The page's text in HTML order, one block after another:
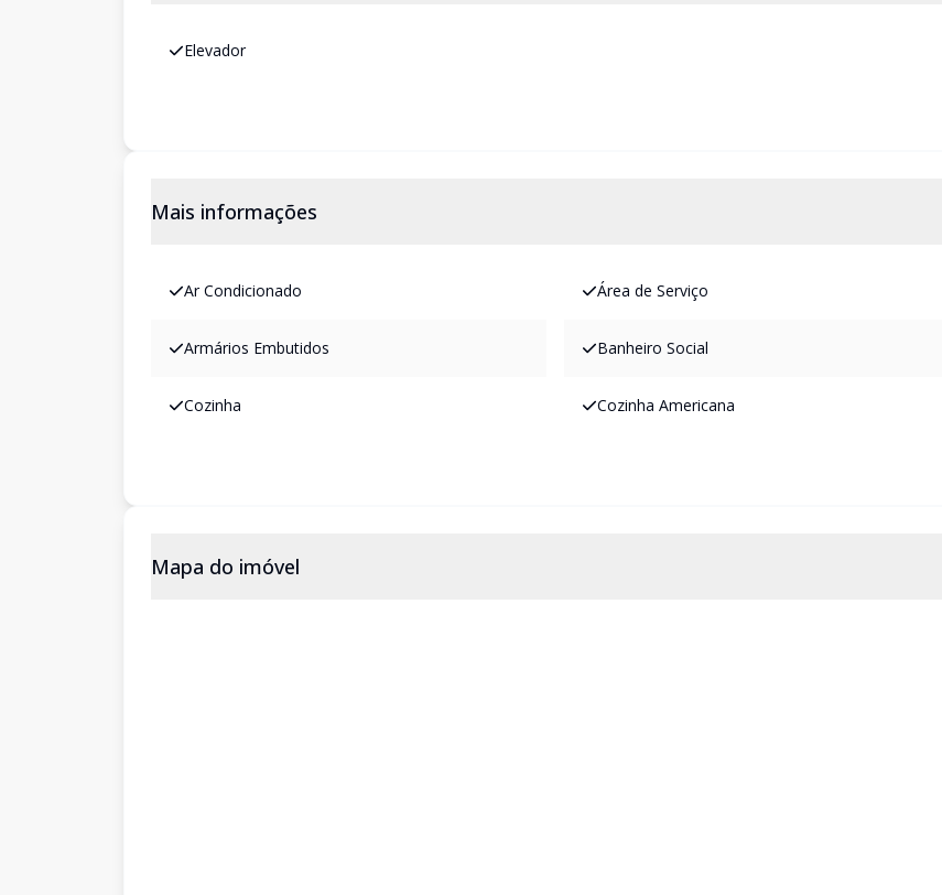
Elevador
Mais informações
Ar Condicionado Área de Serviço
Armários Embutidos Banheiro Social
Cozinha Cozinha Americana
Mapa do imóvel